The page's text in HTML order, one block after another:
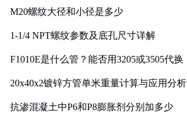
M20螺纹大径和小径是多少
1-1/4 NPT螺纹参数及底孔尺寸详解
F1010E是什么管？能否用3205或3505代换
20x40x2镀锌方管单米重量计算与应用分析
抗渗混凝土中P6和P8膨胀剂分别加多少